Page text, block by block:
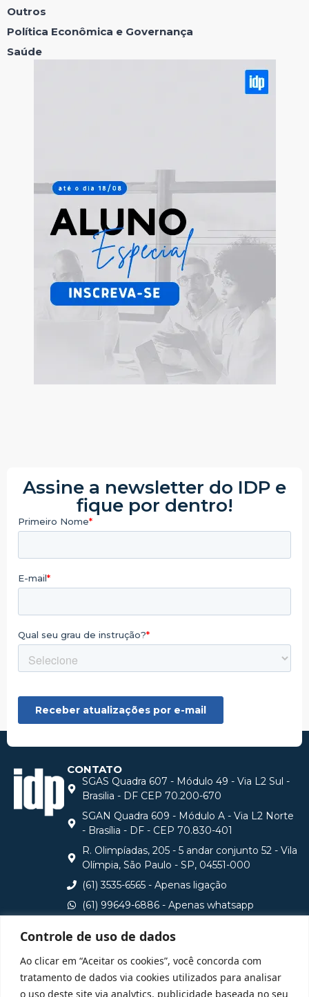
Controle de uso de dados
Ao clicar em “Aceitar os cookies”, você concorda com
tratamento de dados via cookies utilizados para analisar
o uso deste site via analytics, publicidade baseada no seu
Outros
Política Econômica e Governança
Saúde
Assine a newsletter do IDP e
fique por dentro!
CONTATO
SGAS Quadra 607 - Módulo 49 - Via L2 Sul -
Brasilia - DF CEP 70.200-670
SGAN Quadra 609 - Módulo A - Via L2 Norte
- Brasília - DF - CEP 70.830-401
R. Olimpíadas, 205 - 5 andar conjunto 52 - Vila
Olímpia, São Paulo - SP, 04551-000
(61) 3535-6565 - Apenas ligação
(61) 99649-6886 - Apenas whatsapp
Consulte aqui o cadastro da Instituição no Sistema e-
MEC